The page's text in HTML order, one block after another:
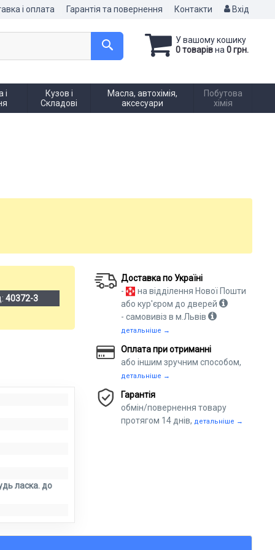
і оплата Гарантія та повернення Контакти Вхід
У вашому кошику
0 товарівна 0 грн.
і
Кузов і
Складові
Масла, автохімія,
аксесуари
Побутова
хімія
40372-3
ласка. до
Доставка по Україні
-
на відділення Нової Пошти
або кур'єром до дверей
- самовивіз в м.Львів
детальніше →
Оплата при отриманні
або іншим зручним способом,
детальніше →
Гарантія
обмін/повернення товару
протягом 14 днів, детальніше →